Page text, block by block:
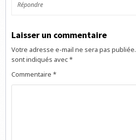
Répondre
Laisser un commentaire
Votre adresse e-mail ne sera pas publiée.
sont indiqués avec*
Commentaire*